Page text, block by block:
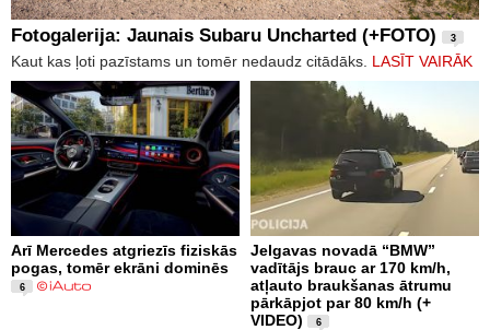
Fotogalerija: Jaunais Subaru Uncharted (+FOTO) 3
Kaut kas ļoti pazīstams un tomēr nedaudz citādāks. LASĪT VAIRĀK
Arī Mercedes atgriezīs fiziskās
pogas, tomēr ekrāni dominēs
6
Jelgavas novadā “BMW”
vadītājs brauc ar 170 km/h,
atļauto braukšanas ātrumu
pārkāpjot par 80 km/h (+
VIDEO)
6